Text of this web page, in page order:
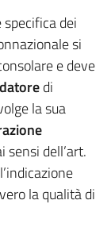
dei
si
e deve
di
la sua
dell’art.
la qualità di